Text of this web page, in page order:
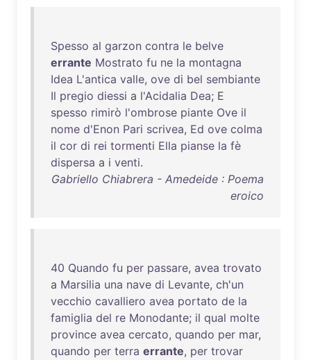
Spesso al garzon contra le belve
errante Mostrato fu ne la montagna
Idea L'antica valle, ove di bel sembiante
Il pregio diessi a l'Acidalia Dea; E
spesso rimirò l'ombrose piante Ove il
nome d'Enon Pari scrivea, Ed ove colma
il cor di rei tormenti Ella pianse la fè
dispersa a i venti.
Gabriello Chiabrera - Amedeide : Poema
eroico
40 Quando fu per passare, avea trovato
a Marsilia una nave di Levante, ch'un
vecchio cavalliero avea portato de la
famiglia del re Monodante; il qual molte
province avea cercato, quando per mar,
quando per terra errante, per trovar